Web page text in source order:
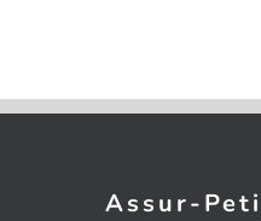
Assur-